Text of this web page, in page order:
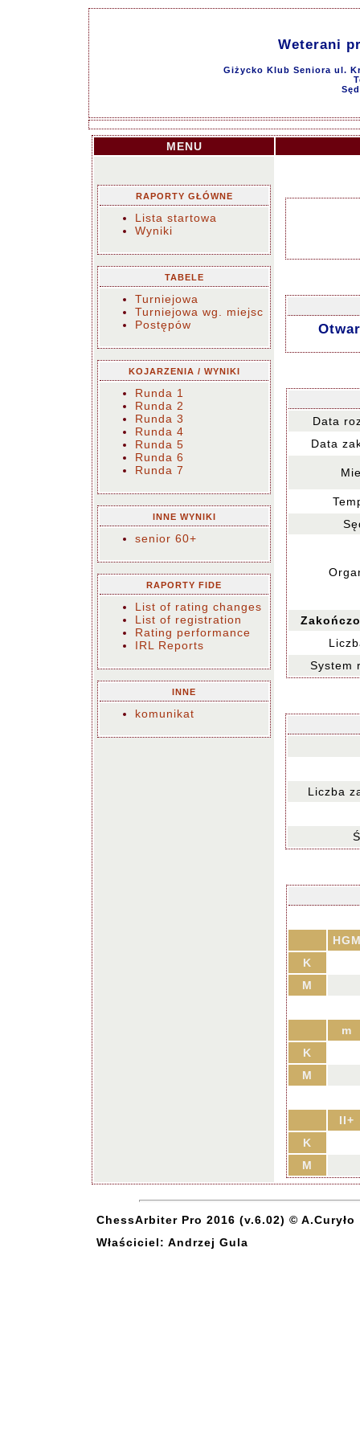
Weterani
Giżycko Klub Seniora ul.
MENU
RAPORTY GŁÓWNE
Lista startowa
Wyniki
TABELE
Turniejowa
Turniejowa wg. miejsc
Postępów
KOJARZENIA / WYNIKI
Runda 1
Runda 2
Runda 3
Runda 4
Runda 5
Runda 6
Runda 7
INNE WYNIKI
senior 60+
RAPORTY FIDE
List of rating changes
List of registration
Rating performance
IRL Reports
INNE
komunikat
Data
Data
System
Liczba
K
M
m
K
M
II+
K
M
ChessArbiter Pro 2016 (v.6.02) © A.Curyło
Właściciel: Andrzej Gula